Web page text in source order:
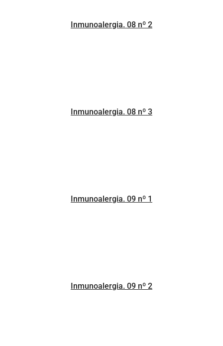
Inmunoalergia. 08 nº 2
Inmunoalergia. 08 nº 3
Inmunoalergia. 09 nº 1
Inmunoalergia. 09 nº 2